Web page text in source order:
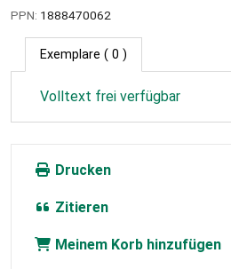
PPN: 1888470062
Exemplare ( 0 )
Volltext frei verfügbar
Drucken
Zitieren
Meinem Korb hinzufügen